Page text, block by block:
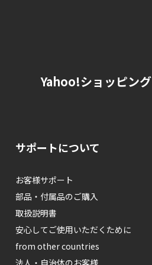
Yahoo!ショッピング
サポートについて
お客様サポート
部品・付属品のご購入
取扱説明書
安心してご使用いただくために
from other countries
法人・自治体のお客様